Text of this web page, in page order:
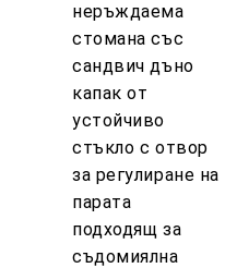
неръждаема
стомана със
сандвич дъно
капак от
устойчиво
стъкло с отвор
за регулиране на
парата
подходящ за
съдомиялна